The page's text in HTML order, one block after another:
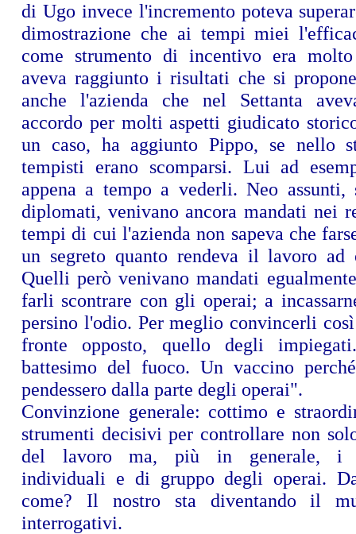
di Ugo invece l'incremento poteva
dimostrazione che ai tempi miei
come strumento di incentivo era
aveva raggiunto i risultati che si
anche l'azienda che nel Settanta
accordo per molti aspetti giudicato
un caso, ha aggiunto Pippo, se nello
tempisti erano scomparsi. Lui ad
appena a tempo a vederli. Neo assunti,
diplomati, venivano ancora mandati nei
tempi di cui l'azienda non sapeva che
un segreto quanto rendeva il lavoro ad
Quelli però venivano mandati
farli scontrare con gli operai; a
persino l'odio. Per meglio convincerli
fronte opposto, quello degli
battesimo del fuoco. Un vaccino
pendessero dalla parte degli operai".
Convinzione generale: cottimo e
strumenti decisivi per controllare non
del lavoro ma, più in generale, i
individuali e di gruppo degli operai. Da
come? Il nostro sta diventando il
interrogativi.